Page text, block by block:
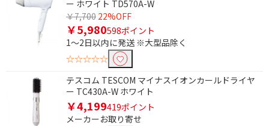
ー ホワイト TD570A-W
￥7,700 22%OFF
￥5,980598ポイント
1～2日以内に発送 ※大型品除く
☆☆☆☆☆
テスコム TESCOM マイナスイオンカールドライヤ
ー TC430A-W ホワイト
￥4,199419ポイント
メーカーお取り寄せ
大風量モデル(1.5m3/分
以上)